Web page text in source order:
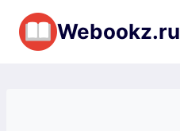
Перейти
содержимому
Webookz.ru